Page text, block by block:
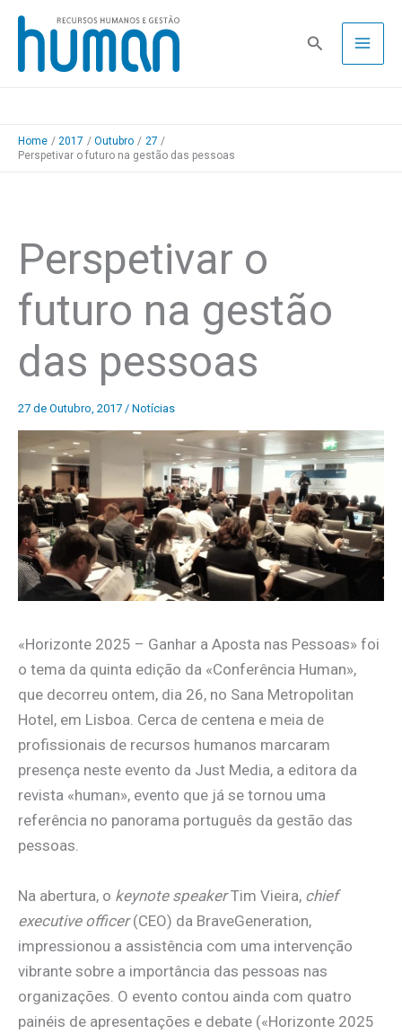
Skip
content
Pesquisa
Home 2017 Outubro
27
Perspetivar o futuro na gestão das pessoas
Perspetivar o
futuro na gestão
das pessoas
27 de Outubro, 2017 / Notícias
«Horizonte 2025 – Ganhar a Aposta nas Pessoas» foi
o tema da quinta edição da «Conferência Human»,
que decorreu ontem, dia 26, no Sana Metropolitan
Hotel, em Lisboa. Cerca de centena e meia de
profissionais de recursos humanos marcaram
presença neste evento da Just Media, a editora da
revista «human», evento que já se tornou uma
referência no panorama português da gestão das
pessoas.
Na abertura, o keynote speakerTim Vieira, chief
executive officer(CEO) da BraveGeneration,
impressionou a assistência com uma intervenção
vibrante sobre a importância das pessoas nas
organizações. O evento contou ainda com quatro
painéis de apresentações e debate («Horizonte 2025